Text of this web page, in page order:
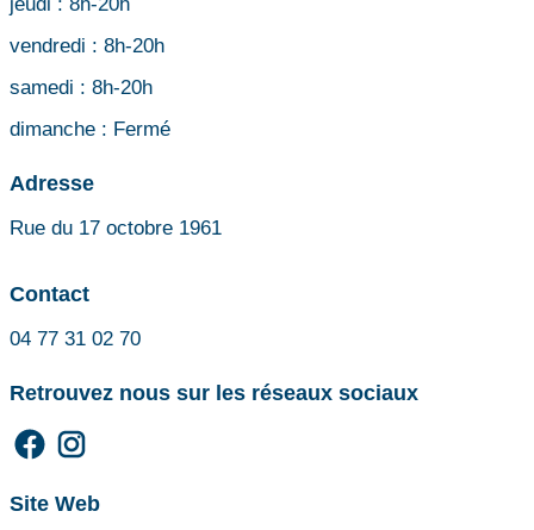
vendredi : 8h-20h
samedi : 8h-20h
dimanche : Fermé
Adresse
Rue du 17 octobre 1961
Contact
04 77 31 02 70
Retrouvez nous sur les réseaux sociaux
Site Web